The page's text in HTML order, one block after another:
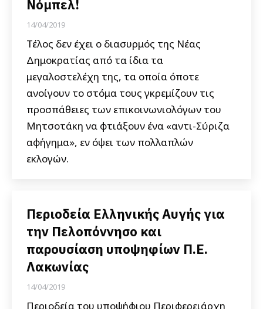
Νόμπελ!
14/04/2019
Τέλος δεν έχει ο διασυρμός της Νέας
Δημοκρατίας από τα ίδια τα
μεγαλοστελέχη της, τα οποία όποτε
ανοίγουν το στόμα τους γκρεμίζουν τις
προσπάθειες των επικοινωνιολόγων του
Μητσοτάκη να φτιάξουν ένα «αντι-Σύριζα
αφήγημα», εν όψει των πολλαπλών
εκλογών.
Περιοδεία Ελληνικής Αυγής για
την Πελοπόννησο και
παρουσίαση υποψηφίων Π.Ε.
Λακωνίας
14/04/2019
Περιοδεία του υποψήφιου Περιφερειάρχη